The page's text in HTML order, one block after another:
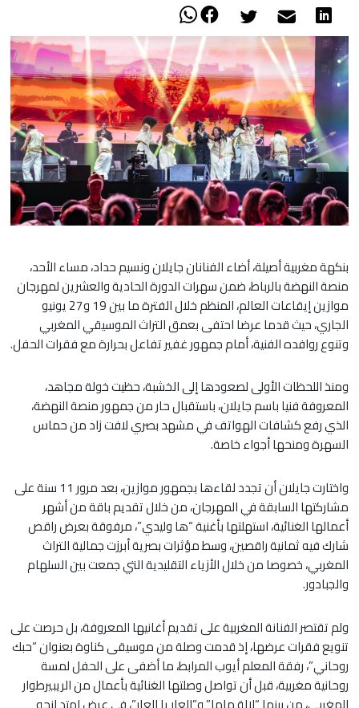
بنكهة مغربية أصيلة، أضاء الفنانان جايلان ونسيم حداد، مساء الأحد،
منصة النهضة بالرباط، ضمن سهرات الدورة الحادية والعشرين لمهرجان
موازين إيقاعات العالم، المنظم خلال الفترة ما بين 19 و27 يونيو
الجاري، حيث قدما عرضا احتفى بعمق التراث الموسيقي المغربي
وتنوع روافده الفنية، أمام جمهور غفير تفاعل بحرارة مع فقرات الحفل.
ومنذ اللحظات الأولى لصعودها إلى الخشبة، حظيت خولة مجاهد،
المعروفة فنيا باسم جايلان، باستقبال حار من جمهور منصة النهضة،
الذي رفع كشافات الهواتف في مشهد بصري لافت زاد من حماس
السهرة ومنحها أجواء خاصة.
واختارت جايلان أن تجدد لقاءها بجمهور موازين، بعد مرور 11 سنة على
مشاركتها السابقة في المهرجان، من خلال تقديم باقة من أشهر
أعمالها الغنائية، استهلتها بأغنية “ها وليدي”، مرفوقة بعرض راقص
شارك فيه ثمانية راقصين، وسط مؤثرات بصرية أبرزت جمالية التراث
المغربي، خصوصا من خلال الأزياء التقليدية التي جمعت بين السلهام
والجبادور.
ولم تقتصر الفنانة المغربية على تقديم أغانيها المعروفة، بل حرصت على
تنويع فقرات عرضها، إذ قدمت وصلة من موسيقى كناوة بعنوان “حبك
روحاني”، رفقة المعلم أيوب المرابط، ما أضفى على الحفل لمسة
روحانية مغربية، قبل أن تواصل وصلتها الغنائية بأعمال من الريبيرطوار